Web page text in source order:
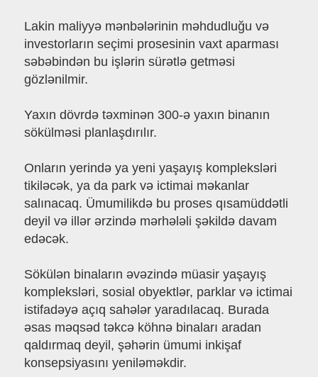
Lakin maliyyə mənbələrinin məhdudluğu və
investorların seçimi prosesinin vaxt aparması
səbəbindən bu işlərin sürətlə getməsi
gözlənilmir.
Yaxın dövrdə təxminən 300-ə yaxın binanın
sökülməsi planlaşdırılır.
Onların yerində ya yeni yaşayış kompleksləri
tikiləcək, ya da park və ictimai məkanlar
salınacaq. Ümumilikdə bu proses qısamüddətli
deyil və illər ərzində mərhələli şəkildə davam
edəcək.
Sökülən binaların əvəzində müasir yaşayış
kompleksləri, sosial obyektlər, parklar və ictimai
istifadəyə açıq sahələr yaradılacaq. Burada
əsas məqsəd təkcə köhnə binaları aradan
qaldırmaq deyil, şəhərin ümumi inkişaf
konsepsiyasını yeniləməkdir.